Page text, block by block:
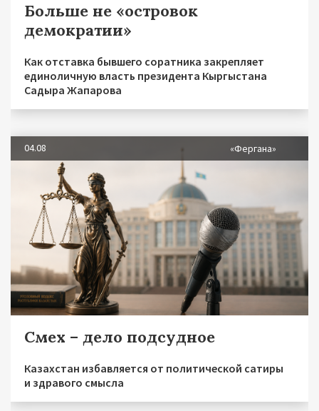
Больше не «островок
демократии»
Как отставка бывшего соратника закрепляет
единоличную власть президента Кыргыстана
Садыра Жапарова
04.08 «Фергана»
Смех – дело подсудное
Казахстан избавляется от политической сатиры
и здравого смысла